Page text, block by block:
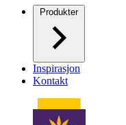
Produkter
Inspirasjon
Kontakt